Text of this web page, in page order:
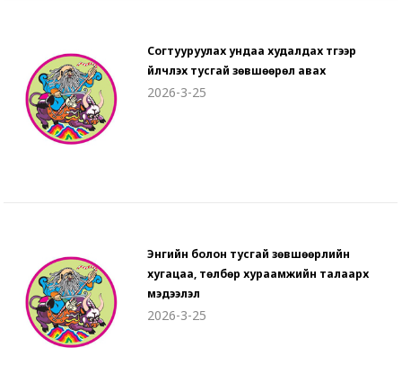
Согтууруулах ундаа худалдах түүгээр
үйлчлэх тусгай зөвшөөрөл авах
2026-3-25
Энгийн болон тусгай зөвшөөрлийн
хугацаа, төлбөр хураамжийн талаарх
мэдээлэл
2026-3-25